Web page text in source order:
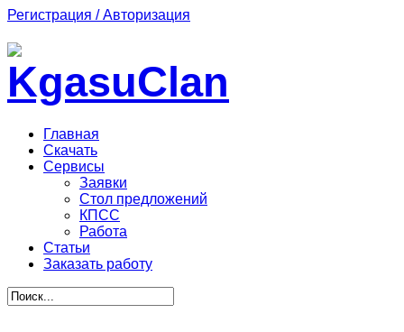
Регистрация / Авторизация
Главная
Скачать
Сервисы
Заявки
Стол предложений
КПСС
Работа
Статьи
Заказать работу